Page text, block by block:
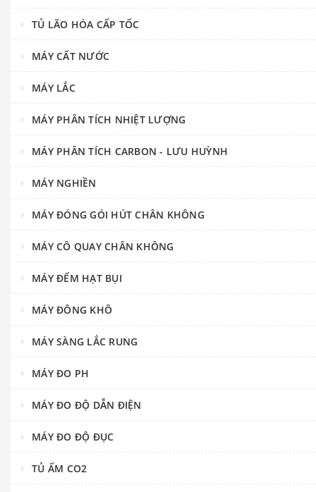
TỦ LÃO HÓA CẤP TỐC
MÁY CẤT NƯỚC
MÁY LẮC
MÁY PHÂN TÍCH NHIỆT LƯỢNG
MÁY PHÂN TÍCH CARBON - LƯU HUỲNH
MÁY NGHIỀN
MÁY ĐÓNG GÓI HÚT CHÂN KHÔNG
MÁY CÔ QUAY CHÂN KHÔNG
MÁY ĐẾM HẠT BỤI
MÁY ĐÔNG KHÔ
MÁY SÀNG LẮC RUNG
MÁY ĐO PH
MÁY ĐO ĐỘ DẪN ĐIỆN
MÁY ĐO ĐỘ ĐỤC
TỦ ẤM CO2